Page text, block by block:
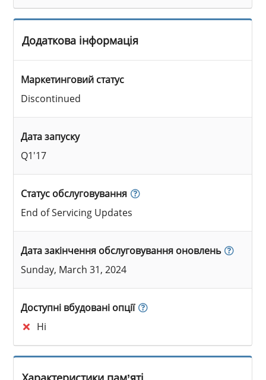
Додаткова інформація
Маркетинговий статус
Discontinued
Дата запуску
Q1'17
Статус обслуговування
End of Servicing Updates
Дата закінчення обслуговування оновлень
Sunday, March 31, 2024
Доступні вбудовані опції
Ні